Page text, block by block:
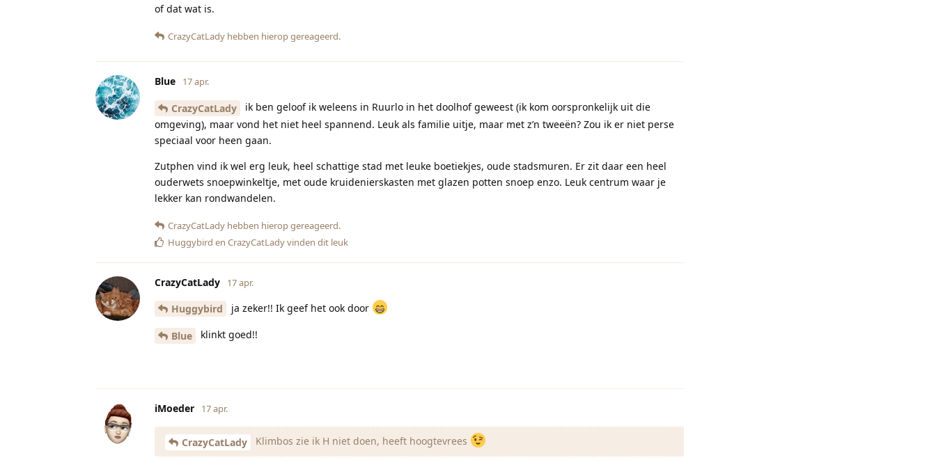
of dat wat is.
CrazyCatLady hebben hierop gereageerd.
Blue 17 apr.
CrazyCatLady
ik ben geloof ik weleens in Ruurlo in het doolhof geweest (ik kom oorspronkelijk uit die
omgeving), maar vond het niet heel spannend. Leuk als familie uitje, maar met z’n tweeën? Zou ik er niet perse
speciaal voor heen gaan.
Zutphen vind ik wel erg leuk, heel schattige stad met leuke boetiekjes, oude stadsmuren. Er zit daar een heel
ouderwets snoepwinkeltje, met oude kruidenierskasten met glazen potten snoep enzo. Leuk centrum waar je
lekker kan rondwandelen.
CrazyCatLady hebben hierop gereageerd.
Huggybird en CrazyCatLadyvinden dit leuk
CrazyCatLady 17 apr.
Huggybird ja zeker!! Ik geef het ook door
Blue klinkt goed!!
iMoeder 17 apr.
CrazyCatLady Klimbos zie ik H niet doen, heeft hoogtevrees